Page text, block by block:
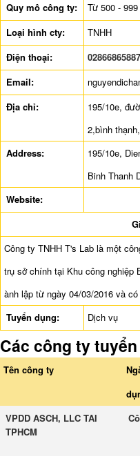
Quy mô công ty:
Từ 500 -
Loại hình cty:
TNHH
Điện thoại:
02866865887
Email:
Địa chỉ:
195/10e,
2,bình
Address:
195/10e,
Binh Thanh
Website:
Công ty TNHH T's Lab là một
trụ sở chính tại Khu công nghiệp
ành lập từ ngày 04/03/2016 và
Tuyển dụng:
Dịch vụ
Các công ty
Tên công ty
VPDD ASCH, LLC TAI
TPHCM